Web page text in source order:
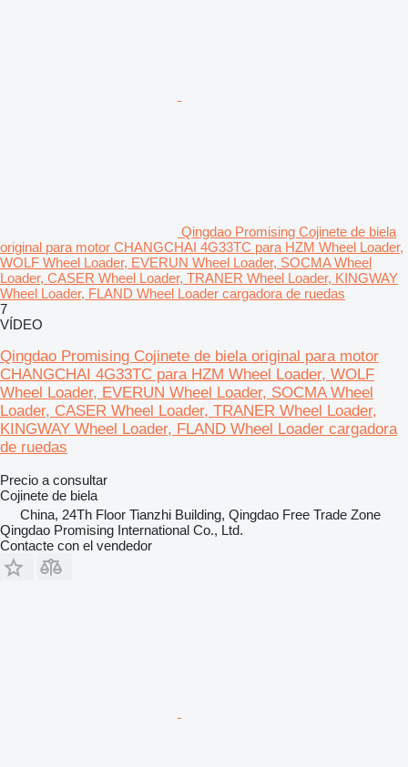
Qingdao Promising Cojinete de biela
original para motor CHANGCHAI 4G33TC para HZM Wheel Loader,
WOLF Wheel Loader, EVERUN Wheel Loader, SOCMA Wheel
Loader, CASER Wheel Loader, TRANER Wheel Loader, KINGWAY
Wheel Loader, FLAND Wheel Loader cargadora de ruedas
7
VÍDEO
Qingdao Promising Cojinete de biela original para motor
CHANGCHAI 4G33TC para HZM Wheel Loader, WOLF
Wheel Loader, EVERUN Wheel Loader, SOCMA Wheel
Loader, CASER Wheel Loader, TRANER Wheel Loader,
KINGWAY Wheel Loader, FLAND Wheel Loader cargadora
de ruedas
Precio a consultar
Cojinete de biela
China, 24Th Floor Tianzhi Building, Qingdao Free Trade Zone
Qingdao Promising International Co., Ltd.
Contacte con el vendedor